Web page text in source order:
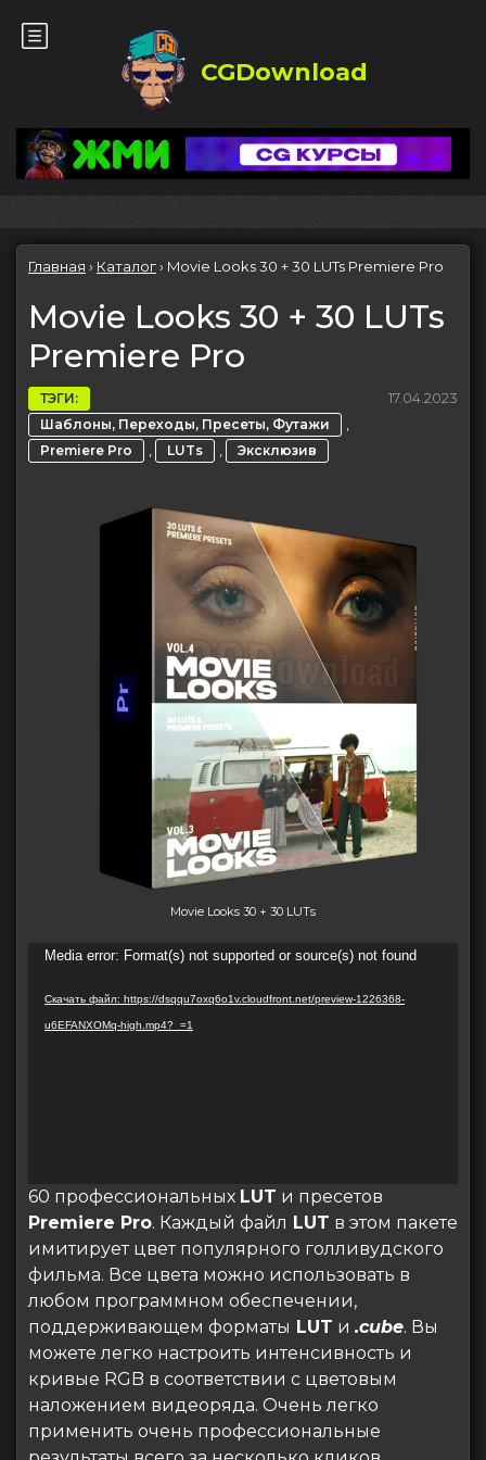
CGDownload
Главная › Каталог› Movie Looks 30 + 30 LUTs Premiere Pro
Movie Looks 30 + 30 LUTs
Premiere Pro
ТЭГИ:
Шаблоны, Переходы, Пресеты, Футажи
,
Premiere Pro , LUTs , Эксклюзив
17.04.2023
Movie Looks 30 + 30 LUTs
Видеоплеер
Media error: Format(s) not supported or source(s) not found
Скачать файл: https://dsqqu7oxq6o1v.cloudfront.net/preview-1226368-
u6EFANXOMq-high.mp4?_=1
60 профессиональных LUT и пресетов
Premiere Pro. Каждый файл LUT в этом пакете
имитирует цвет популярного голливудского
фильма. Все цвета можно использовать в
любом программном обеспечении,
поддерживающем форматы LUT и .cube. Вы
можете легко настроить интенсивность и
кривые RGB в соответствии с цветовым
наложением видеоряда. Очень легко
применить очень профессиональные